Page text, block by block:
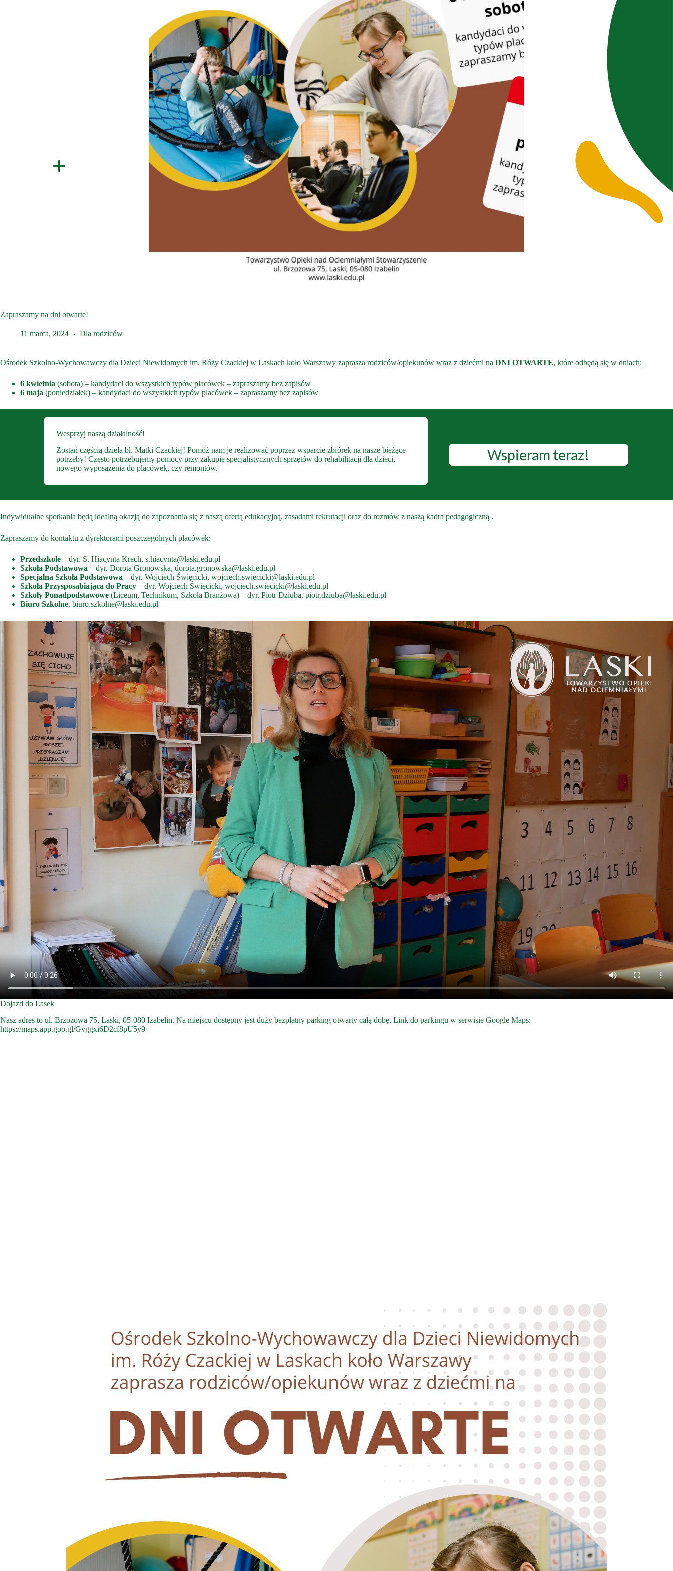
Zapraszamy na dni otwarte!
11 marca, 2024 Dla rodziców
Ośrodek Szkolno-Wychowawczy dla Dzieci Niewidomych im. Róży Czackiej w Laskach koło Warszawy zaprasza rodziców/opiekunów wraz z dziećmi na DNI OTWARTE, które odbędą się w dniach:
6 kwietnia (sobota) – kandydaci do wszystkich typów placówek – zapraszamy bez zapisów
6 maja (poniedziałek) – kandydaci do wszystkich typów placówek – zapraszamy bez zapisów
Wesprzyj naszą działalność!
Zostań częścią dzieła bł. Matki Czackiej! Pomóż nam je realizować poprzez wsparcie zbiórek na nasze bieżące
potrzeby! Często potrzebujemy pomocy przy zakupie specjalistycznych sprzętów do rehabilitacji dla dzieci,
nowego wyposażenia do placówek, czy remontów.
Wspieram teraz!
Indywidualne spotkania będą idealną okazją do zapoznania się z naszą ofertą edukacyjną, zasadami rekrutacji oraz do rozmów z naszą kadra pedagogiczną .
Zapraszamy do kontaktu z dyrektorami poszczególnych placówek:
Przedszkole – dyr. S. Hiacynta Krech, s.hiacynta@laski.edu.pl
Szkoła Podstawowa – dyr. Dorota Gronowska, dorota.gronowska@laski.edu.pl
Specjalna Szkoła Podstawowa – dyr. Wojciech Święcicki, wojciech.swiecicki@laski.edu.pl
Szkoła Przysposabiająca do Pracy – dyr. Wojciech Święcicki, wojciech.swiecicki@laski.edu.pl
Szkoły Ponadpodstawowe (Liceum, Technikum, Szkoła Branżowa) – dyr. Piotr Dziuba, piotr.dziuba@laski.edu.pl
Biuro Szkolne, biuro.szkolne@laski.edu.pl
Dojazd do Lasek
Nasz adres to ul. Brzozowa 75, Laski, 05-080 Izabelin. Na miejscu dostępny jest duży bezpłatny parking otwarty całą dobę. Link do parkingu w serwisie Google Maps:
https://maps.app.goo.gl/Gvggxi6D2cf8pU5y9